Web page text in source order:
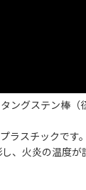
ングステン棒
ラスチックです。
、火炎の温度が